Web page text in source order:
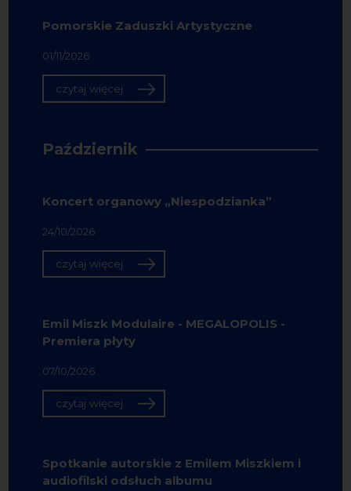
Pomorskie Zaduszki Artystyczne
01/11/2026
czytaj więcej
Październik
Koncert organowy „Niespodzianka”
24/10/2026
czytaj więcej
Emil Miszk Modulaire - MEGALOPOLIS -
Premiera płyty
07/10/2026
czytaj więcej
Spotkanie autorskie z Emilem Miszkiem i
audiofilski odsłuch albumu